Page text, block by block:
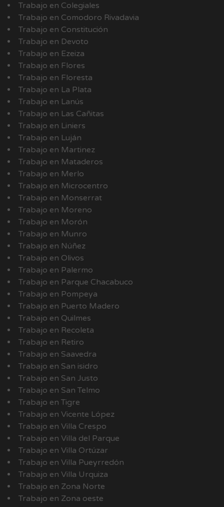
Trabajo en Colegiales
Trabajo en Comodoro Rivadavia
Trabajo en Constitución
Trabajo en Devoto
Trabajo en Ezeiza
Trabajo en Flores
Trabajo en Floresta
Trabajo en La Plata
Trabajo en Lanús
Trabajo en Las Cañitas
Trabajo en Liniers
Trabajo en Luján
Trabajo en Martinez
Trabajo en Mataderos
Trabajo en Merlo
Trabajo en Microcentro
Trabajo en Monserrat
Trabajo en Moreno
Trabajo en Morón
Trabajo en Munro
Trabajo en Núñez
Trabajo en Olivos
Trabajo en Palermo
Trabajo en Parque Chacabuco
Trabajo en Pompeya
Trabajo en Puerto Madero
Trabajo en Quilmes
Trabajo en Recoleta
Trabajo en Retiro
Trabajo en Saavedra
Trabajo en San isidro
Trabajo en San Justo
Trabajo en San Telmo
Trabajo en Tigre
Trabajo en Vicente López
Trabajo en Villa Crespo
Trabajo en Villa del Parque
Trabajo en Villa Ortúzar
Trabajo en Villa Pueyrredón
Trabajo en Villa Urquiza
Trabajo en Zona Norte
Trabajo en Zona oeste